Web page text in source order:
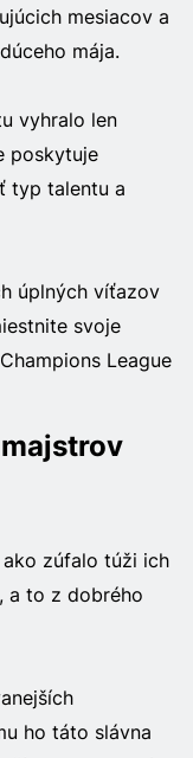
mesiacov a
mája.
vyhralo len
poskytuje
typ talentu a
úplných víťazov
svoje
League
ako zúfalo túži ich
a to z dobrého
ho táto slávna